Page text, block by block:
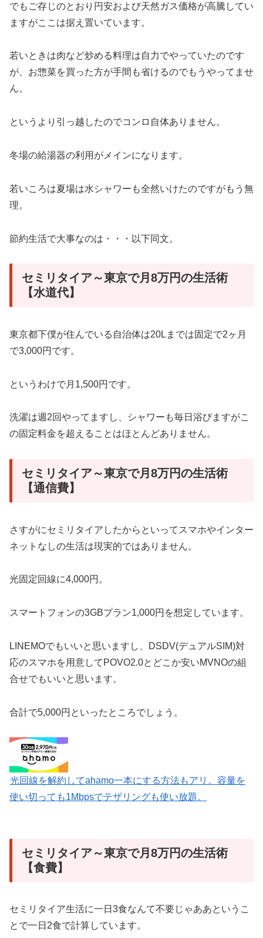
でもご存じのとおり円安および天然ガス価格が高騰してい
ますがここは据え置いています。
若いときは肉など炒める料理は自力でやっていたのです
が、お惣菜を買った方が手間も省けるのでもうやってませ
ん。
というより引っ越したのでコンロ自体ありません。
冬場の給湯器の利用がメインになります。
若いころは夏場は水シャワーも全然いけたのですがもう無
理。
節約生活で大事なのは・・・以下同文。
セミリタイア～東京で月8万円の生活術
【水道代】
東京都下僕が住んでいる自治体は20Lまでは固定で2ヶ月
で3,000円です。
というわけで月1,500円です。
洗濯は週2回やってますし、シャワーも毎日浴びますがこ
の固定料金を超えることはほとんどありません。
セミリタイア～東京で月8万円の生活術
【通信費】
さすがにセミリタイアしたからといってスマホやインター
ネットなしの生活は現実的ではありません。
光固定回線に4,000円。
スマートフォンの3GBプラン1,000円を想定しています。
LINEMOでもいいと思いますし、DSDV(デュアルSIM)対
応のスマホを用意してPOVO2.0とどこか安いMVNOの組
合せでもいいと思います。
合計で5,000円といったところでしょう。
光回線を解約してahamo一本にする方法もアリ。容量を
使い切っても1Mbpsでテザリングも使い放題。
セミリタイア～東京で月8万円の生活術
【食費】
セミリタイア生活に一日3食なんて不要じゃああというこ
とで一日2食で計算しています。